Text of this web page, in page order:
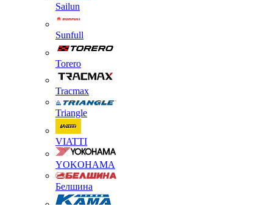
Sailun
Sunfull
Torero
Tracmax
Triangle
VIATTI
YOKOHAMA
Белшина